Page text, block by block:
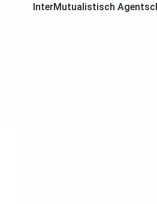
InterMutualistisch